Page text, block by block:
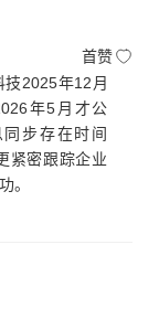
首赞
2025年12月
年5月才公
步存在时间
紧密跟踪企业
。